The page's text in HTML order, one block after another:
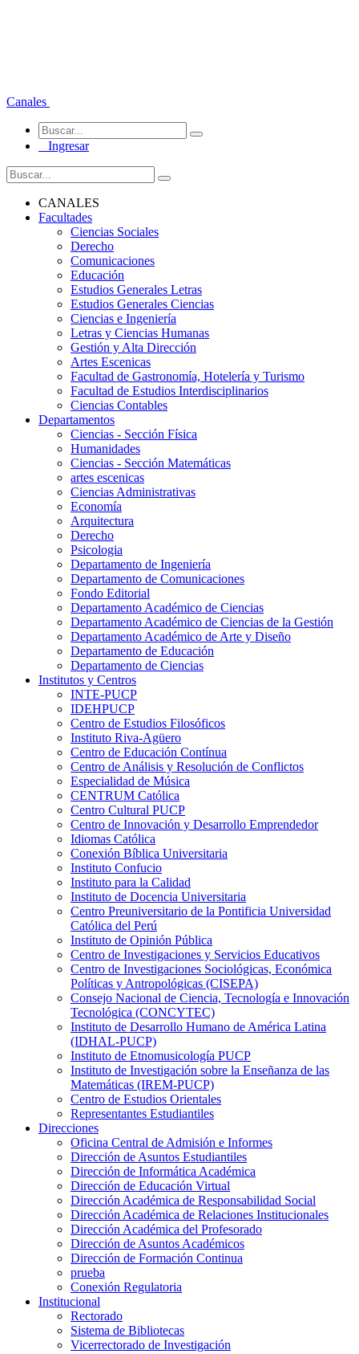
Canales
Ingresar
CANALES
Facultades
Ciencias Sociales
Derecho
Comunicaciones
Educación
Estudios Generales Letras
Estudios Generales Ciencias
Ciencias e Ingeniería
Letras y Ciencias Humanas
Gestión y Alta Dirección
Artes Escenicas
Facultad de Gastronomía, Hotelería y Turismo
Facultad de Estudios Interdisciplinarios
Ciencias Contables
Departamentos
Ciencias - Sección Física
Humanidades
Ciencias - Sección Matemáticas
artes escenicas
Ciencias Administrativas
Economía
Arquitectura
Derecho
Psicologia
Departamento de Ingeniería
Departamento de Comunicaciones
Fondo Editorial
Departamento Académico de Ciencias
Departamento Académico de Ciencias de la Gestión
Departamento Académico de Arte y Diseño
Departamento de Educación
Departamento de Ciencias
Institutos y Centros
INTE-PUCP
IDEHPUCP
Centro de Estudios Filosóficos
Instituto Riva-Agüero
Centro de Educación Contínua
Centro de Análisis y Resolución de Conflictos
Especialidad de Música
CENTRUM Católica
Centro Cultural PUCP
Centro de Innovación y Desarrollo Emprendedor
Idiomas Católica
Conexión Bíblica Universitaria
Instituto Confucio
Instituto para la Calidad
Instituto de Docencia Universitaria
Centro Preuniversitario de la Pontificia Universidad
Católica del Perú
Instituto de Opinión Pública
Centro de Investigaciones y Servicios Educativos
Centro de Investigaciones Sociológicas, Económica
Políticas y Antropológicas (CISEPA)
Consejo Nacional de Ciencia, Tecnología e Innovación
Tecnológica (CONCYTEC)
Instituto de Desarrollo Humano de América Latina
(IDHAL-PUCP)
Instituto de Etnomusicología PUCP
Instituto de Investigación sobre la Enseñanza de las
Matemáticas (IREM-PUCP)
Centro de Estudios Orientales
Representantes Estudiantiles
Direcciones
Oficina Central de Admisión e Informes
Dirección de Asuntos Estudiantiles
Dirección de Informática Académica
Dirección de Educación Virtual
Dirección Académica de Responsabilidad Social
Dirección Académica de Relaciones Institucionales
Dirección Académica del Profesorado
Dirección de Asuntos Académicos
Dirección de Formación Continua
prueba
Conexión Regulatoria
Institucional
Rectorado
Sistema de Bibliotecas
Vicerrectorado de Investigación